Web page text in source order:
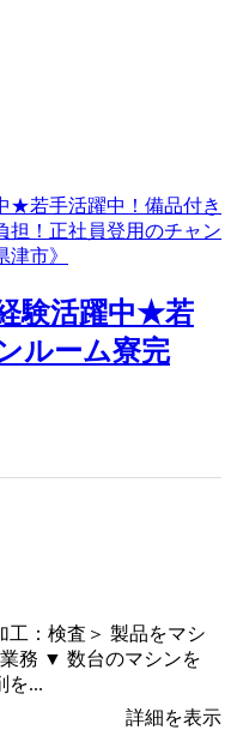
験活躍中★若
ルーム寮完
：検査＞ 製品をマシ
務 ▼ 数台のマシンを
を...
詳細を表示